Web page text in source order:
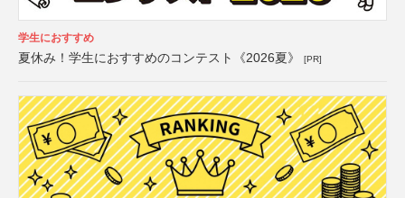
学生におすすめ
夏休み！学生におすすめのコンテスト《2026夏》 [PR]